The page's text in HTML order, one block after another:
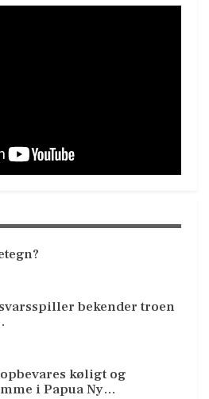
bekender troen
køligt og
i Papua Ny…